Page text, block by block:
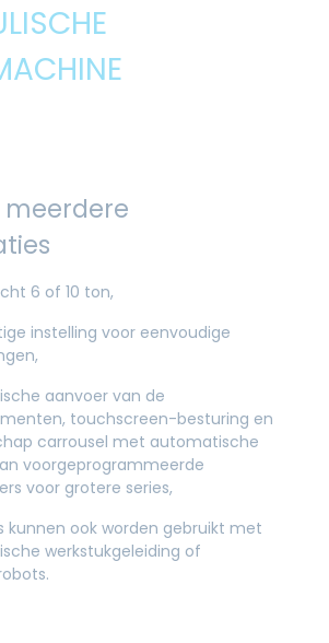
meerdere
6 of 10 ton,
instelling voor eenvoudige
aanvoer van de
touchscreen-besturing en
carrousel met automatische
voorgeprogrammeerde
voor grotere series,
kunnen ook worden gebruikt met
werkstukgeleiding of